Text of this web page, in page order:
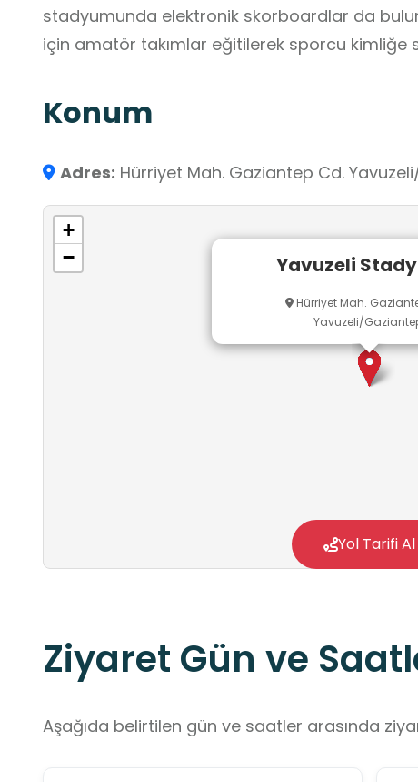
stadyumunda elektronik skorboardlar da
için amatör takımlar eğitilerek sporcu kimliğe
Konum
Adres: Hürriyet Mah. Gaziantep Cd.
Yavuzeli
Hürriyet Mah.
Yavuzeli/
+
−
Yol Tarifi Al
Ziyaret Gün ve
Aşağıda belirtilen gün ve saatler arasında